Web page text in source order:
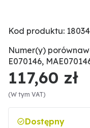
Kod produktu:
Numer(y)
E070146,
117,60 zł
(W tym VAT)
Dostępny